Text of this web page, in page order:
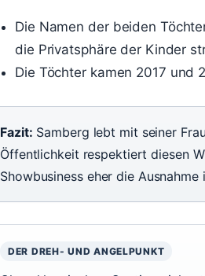
Die Namen der beiden
die Privatsphäre der Kinder
Die Töchter kamen 2017 und
Fazit: Samberg lebt mit seiner
Öffentlichkeit respektiert diesen
Showbusiness eher die Ausnahme
DER DREH- UND ANGELPUNKT